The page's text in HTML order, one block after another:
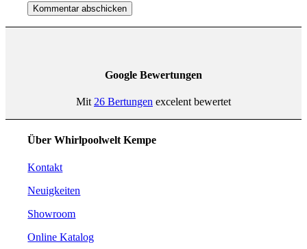
Google Bewertungen
Mit 26 Bertungen excelent bewertet
Über Whirlpoolwelt Kempe
Kontakt
Neuigkeiten
Showroom
Online Katalog